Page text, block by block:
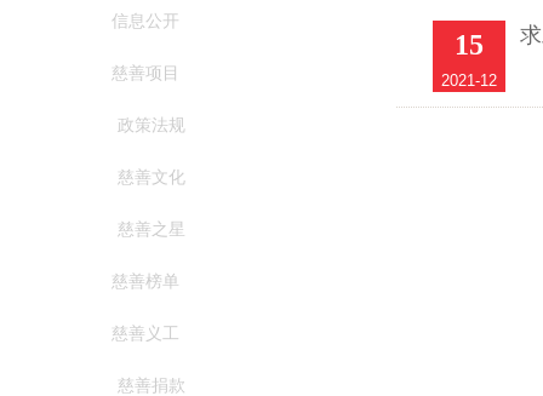
信息公开
慈善项目
政策法规
慈善文化
慈善之星
慈善榜单
慈善义工
慈善捐款
15
2021-12